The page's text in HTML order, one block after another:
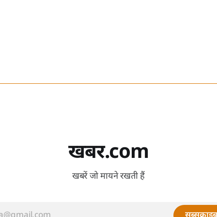
खबर.com
खबरें जो मायने रखती हैं